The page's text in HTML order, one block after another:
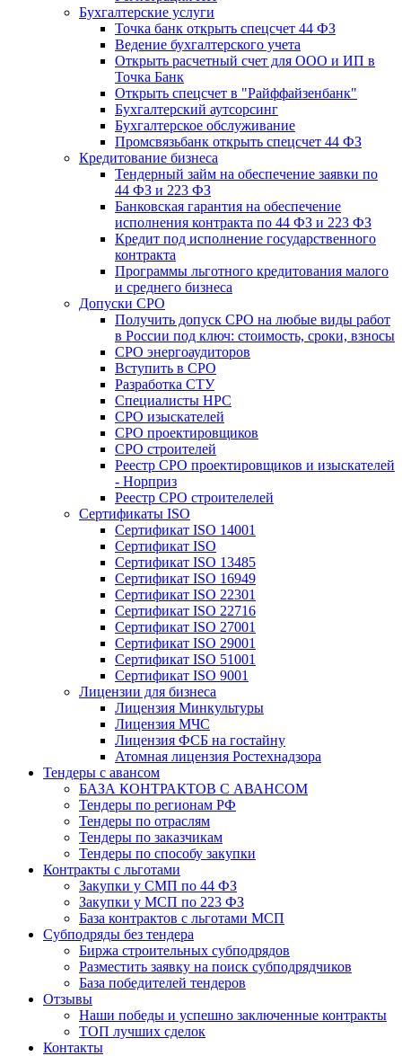
Бухгалтерские услуги
Точка банк открыть спецсчет 44 ФЗ
Ведение бухгалтерского учета
Открыть расчетный счет для ООО и ИП в
Точка Банк
Открыть спецсчет в "Райффайзенбанк"
Бухгалтерский аутсорсинг
Бухгалтерское обслуживание
Промсвязьбанк открыть спецсчет 44 ФЗ
Кредитование бизнеса
Тендерный займ на обеспечение заявки по
44 ФЗ и 223 ФЗ
Банковская гарантия на обеспечение
исполнения контракта по 44 ФЗ и 223 ФЗ
Кредит под исполнение государственного
контракта
Программы льготного кредитования малого
и среднего бизнеса
Допуски СРО
Получить допуск СРО на любые виды работ
в России под ключ: стоимость, сроки, взносы
СРО энергоаудиторов
Вступить в СРО
Разработка СТУ
Специалисты НРС
СРО изыскателей
СРО проектировщиков
СРО строителей
Реестр СРО проектировщиков и изыскателей
- Норприз
Реестр СРО строителелей
Сертификаты ISO
Сертификат ISO 14001
Сертификат ISO
Сертификат ISO 13485
Сертификат ISO 16949
Сертификат ISO 22301
Сертификат ISO 22716
Сертификат ISO 27001
Сертификат ISO 29001
Сертификат ISO 51001
Сертификат ISO 9001
Лицензии для бизнеса
Лицензия Минкультуры
Лицензия МЧС
Лицензия ФСБ на гостайну
Атомная лицензия Ростехнадзора
Тендеры с авансом
БАЗА КОНТРАКТОВ С АВАНСОМ
Тендеры по регионам РФ
Тендеры по отраслям
Тендеры по заказчикам
Тендеры по способу закупки
Контракты с льготами
Закупки у СМП по 44 ФЗ
Закупки у МСП по 223 ФЗ
База контрактов с льготами МСП
Субподряды без тендера
Биржа строительных субподрядов
Разместить заявку на поиск субподрядчиков
База победителей тендеров
Отзывы
Наши победы и успешно заключенные контракты
ТОП лучших сделок
Контакты